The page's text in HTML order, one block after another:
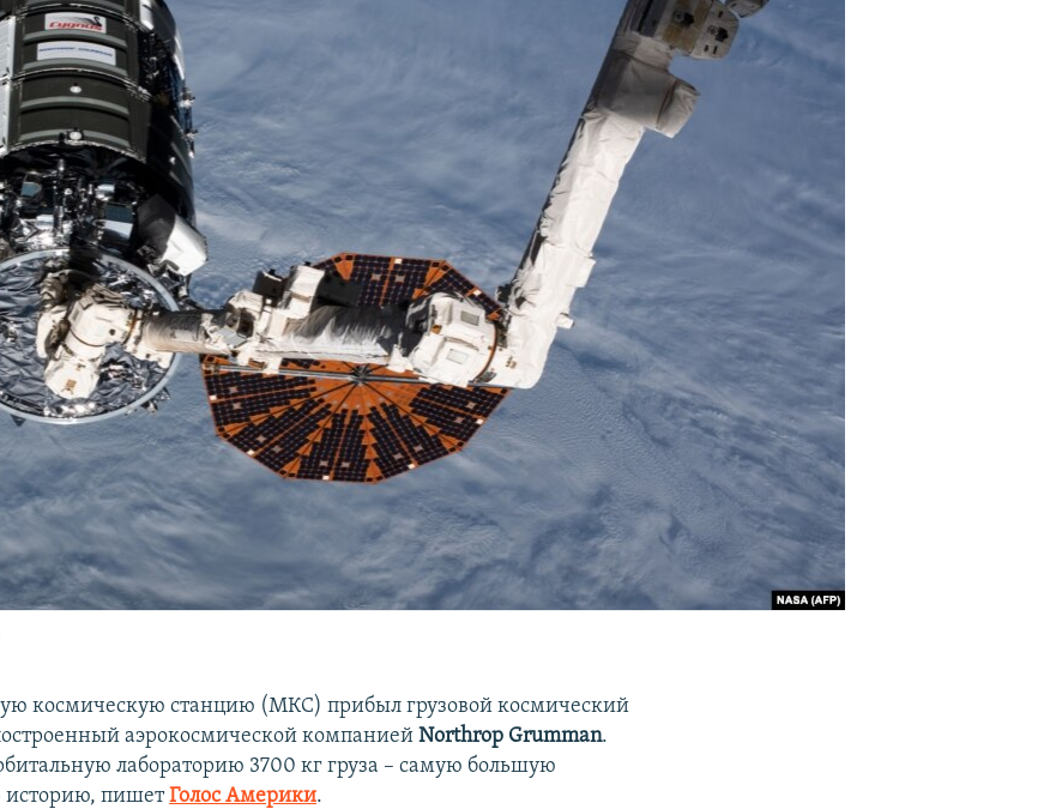
космическую станцию (МКС) прибыл грузовой космический
аэрокосмической компаниейNorthrop Grumman.
лабораторию 3700 кг груза – самую большую
историю, пишетГолос Америки.